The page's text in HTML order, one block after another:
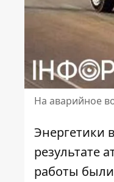
На аварийное
Энергетики
результате
работы